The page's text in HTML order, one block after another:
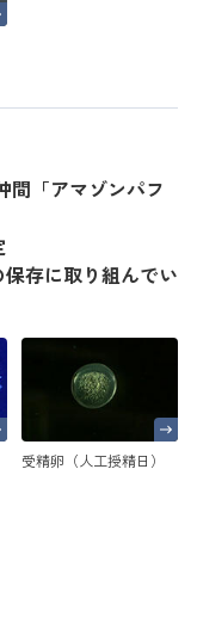
間「アマゾンパフ
存に取り組んでい
受精卵（人工授精日）